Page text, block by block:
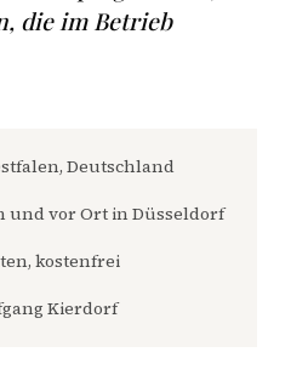
die im Betrieb
Deutschland
und vor Ort in Düsseldorf
kostenfrei
Kierdorf